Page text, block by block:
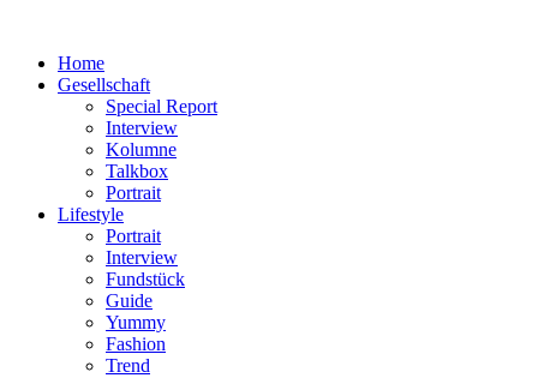
Home
Gesellschaft
Special Report
Interview
Kolumne
Talkbox
Portrait
Lifestyle
Portrait
Interview
Fundstück
Guide
Yummy
Fashion
Trend